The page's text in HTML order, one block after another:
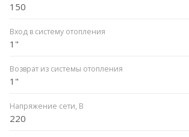
150
Вход в систему отопления
1"
Возврат из системы отопления
1"
Напряжение сети, В
220